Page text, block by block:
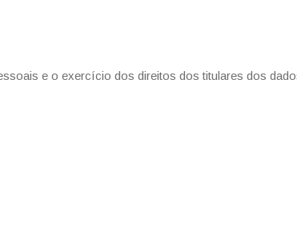
e o exercício dos direitos dos titulares dos